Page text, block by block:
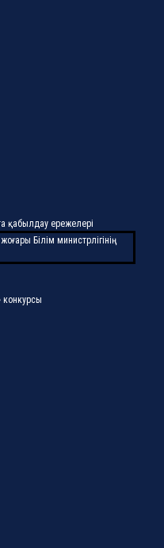
қабылдау ережелері
Білім министрлігінің
конкурсы